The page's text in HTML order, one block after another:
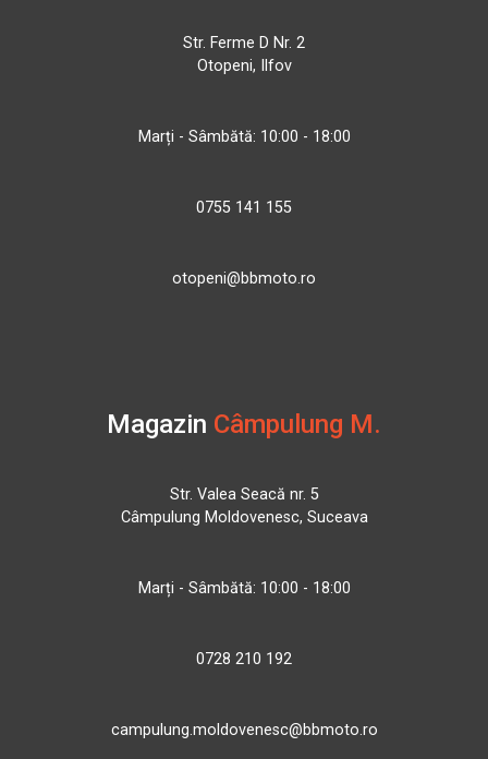
Str. Ferme D Nr. 2
Otopeni, Ilfov
Marți - Sâmbătă: 10:00 - 18:00
0755 141 155
otopeni@bbmoto.ro
Magazin Câmpulung M.
Str. Valea Seacă nr. 5
Câmpulung Moldovenesc, Suceava
Marți - Sâmbătă: 10:00 - 18:00
0728 210 192
campulung.moldovenesc@bbmoto.ro